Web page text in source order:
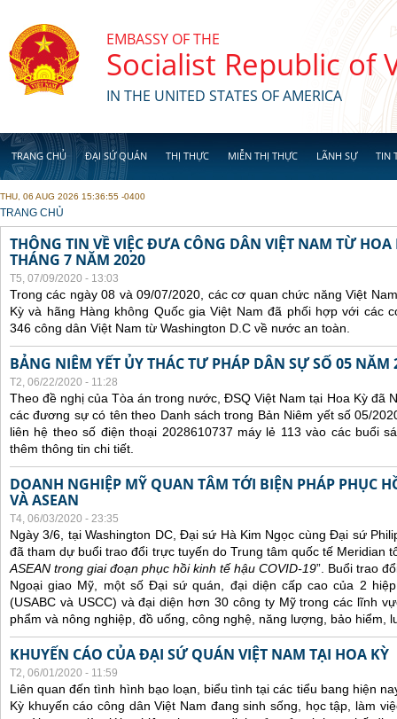
EMBASSY OF THE
Socialist Republic of
IN THE UNITED STATES OF AMERICA
TRANG CHỦ ĐẠI SỨ QUÁN THỊ THỰC MIỄN THỊ THỰC LÃNH SỰ TIN
THU, 06 AUG 2026 15:36:55 -0400
YOU ARE HERE
TRANG CHỦ
THÔNG TIN VỀ VIỆC ĐƯA CÔNG DÂN VIỆT NAM TỪ HOA
THÁNG 7 NĂM 2020
T5, 07/09/2020 - 13:03
Trong các ngày 08 và 09/07/2020, các cơ quan chức năng Việt
Kỳ và hãng Hàng không Quốc gia Việt Nam đã phối hợp với các
346 công dân Việt Nam từ Washington D.C về nước an toàn.
BẢNG NIÊM YẾT ỦY THÁC TƯ PHÁP DÂN SỰ SỐ 05 NĂM
T2, 06/22/2020 - 11:28
Theo đề nghị của Tòa án trong nước, ĐSQ Việt Nam tại Hoa Kỳ đã
các đương sự có tên theo Danh sách trong Bản Niêm yết số 05/
liên hệ theo số điện thoại 2028610737 máy lẻ 113 vào các buổi
thêm thông tin chi tiết.
DOANH NGHIỆP MỸ QUAN TÂM TỚI BIỆN PHÁP PHỤC
VÀ ASEAN
T4, 06/03/2020 - 23:35
Ngày 3/6, tại Washington DC, Đại sứ Hà Kim Ngọc cùng Đại sứ
đã tham dự buổi trao đổi trực tuyến do Trung tâm quốc tế Meridian
ASEAN trong giai đoạn phục hồi kinh tế hậu COVID-19”. Buổi trao
Ngoại giao Mỹ, một số Đại sứ quán, đại diện cấp cao của 2
(USABC và USCC) và đại diện hơn 30 công ty Mỹ trong các lĩnh
phẩm và nông nghiệp, đồ uống, công nghệ, năng lượng, bảo hiểm,
KHUYẾN CÁO CỦA ĐẠI SỨ QUÁN VIỆT NAM TẠI HOA KỲ
T2, 06/01/2020 - 11:59
Liên quan đến tình hình bạo loạn, biểu tình tại các tiểu bang hiện
Kỳ khuyến cáo công dân Việt Nam đang sinh sống, học tập, làm